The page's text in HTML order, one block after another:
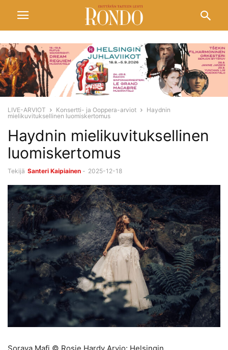
LIVE-ARVIOT Konsertti- ja Ooppera-arviot
Haydnin
mielikuvituksellinen luomiskertomus
Haydnin mielikuvituksellinen
luomiskertomus
Tekijä Santeri Kaipiainen - 2025-12-18
Soraya Mafi © Rosie Hardy Arvio: Helsingin